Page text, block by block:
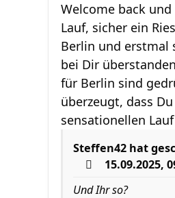
Welcome back
Lauf, sicher ein
Berlin und erstmal
bei Dir
für Berlin sind
überzeugt, dass
sensationellen
Steffen42 hat
15.09.2025,
Und Ihr so?